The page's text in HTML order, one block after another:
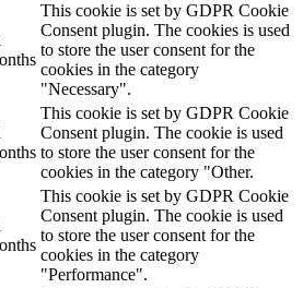
This cookie is set by GDPR Cookie
Consent plugin. The cookies is used
to store the user consent for the
cookies in the category
"Necessary".
This cookie is set by GDPR Cookie
Consent plugin. The cookie is used
to store the user consent for the
cookies in the category "Other.
This cookie is set by GDPR Cookie
Consent plugin. The cookie is used
to store the user consent for the
cookies in the category
"Performance".